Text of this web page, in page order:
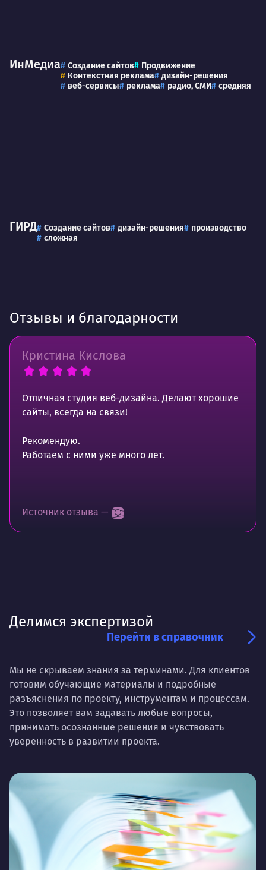
ИнМедиа Создание сайтов
Продвижение
Контекстная реклама
дизайн-решения
веб-сервисы
реклама радио, СМИ средняя
ГИРД Создание сайтов дизайн-решения
производство
сложная
Отзывы и благодарности
Кристина Кислова
Отличная студия веб-дизайна. Делают хорошие
сайты, всегда на связи!
Рекомендую.
Работаем с ними уже много лет.
Источник отзыва —
Делимся экспертизой
Перейти в справочник
Мы не скрываем знания за терминами. Для клиентов
готовим обучающие материалы и подробные
разъяснения по проекту, инструментам и процессам.
Это позволяет вам задавать любые вопросы,
принимать осознанные решения и чувствовать
уверенность в развитии проекта.